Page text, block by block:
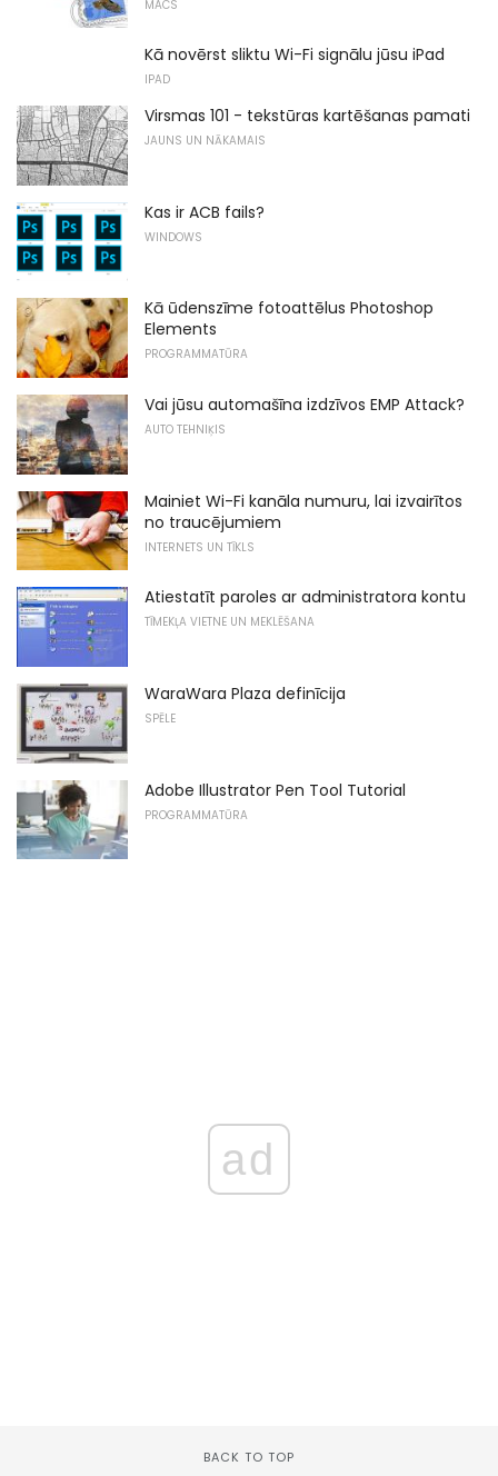
MACS
Kā novērst sliktu Wi-Fi signālu jūsu iPad
IPAD
Virsmas 101 - tekstūras kartēšanas pamati
JAUNS UN NĀKAMAIS
Kas ir ACB fails?
WINDOWS
Kā ūdenszīme fotoattēlus Photoshop
Elements
PROGRAMMATŪRA
Vai jūsu automašīna izdzīvos EMP Attack?
AUTO TEHNIĶIS
Mainiet Wi-Fi kanāla numuru, lai izvairītos
no traucējumiem
INTERNETS UN TĪKLS
Atiestatīt paroles ar administratora kontu
TĪMEKĻA VIETNE UN MEKLĒŠANA
WaraWara Plaza definīcija
SPĒLE
Adobe Illustrator Pen Tool Tutorial
PROGRAMMATŪRA
ad
BACK TO TOP